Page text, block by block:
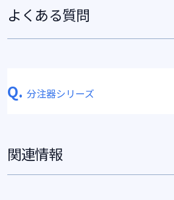
よくある質問
Q. 分注器シリーズ
関連情報